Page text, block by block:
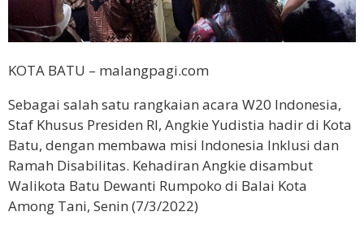
KOTA BATU – malangpagi.com
Sebagai salah satu rangkaian acara W20 Indonesia,
Staf Khusus Presiden RI, Angkie Yudistia hadir di Kota
Batu, dengan membawa misi Indonesia Inklusi dan
Ramah Disabilitas. Kehadiran Angkie disambut
Walikota Batu Dewanti Rumpoko di Balai Kota
Among Tani, Senin (7/3/2022)